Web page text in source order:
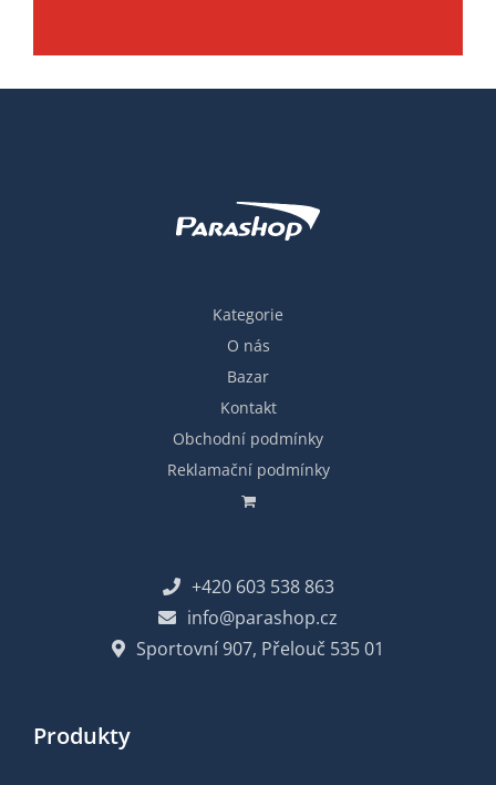
Kategorie
O nás
Bazar
Kontakt
Obchodní podmínky
Reklamační podmínky
+420 603 538 863
info@parashop.cz
Sportovní 907, Přelouč 535 01
Produkty